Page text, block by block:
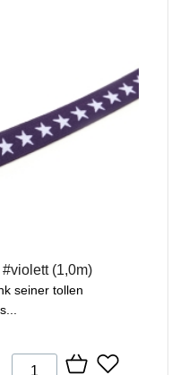
(1,0m)
seiner tollen